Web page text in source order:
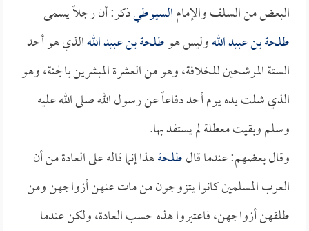
البعض من السلف والإمامالسيوطيذكر: أن رجلاً يسمى
طلحة بن عبيد اللهوليس هوطلحة بن عبيد اللهالذي هو أحد
الستة المرشحين للخلافة، وهو من العشرة المبشرين بالجنة، وهو
الذي شلت يده يوم أحد دفاعاً عن رسول الله صلى الله عليه
وسلم وبقيت معطلة لم يستفد بها.
وقال بعضهم: عندما قالطلحةهذا إنما قاله على العادة من أن
العرب المسلمين كانوا يتزوجون من مات عنهن أزواجهن ومن
طلقهن أزواجهن، فاعتبروا هذه حسب العادة، ولكن عندما